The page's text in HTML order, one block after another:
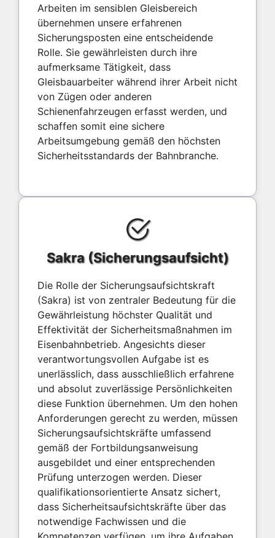
Arbeiten im sensiblen Gleisbereich
übernehmen unsere erfahrenen
Sicherungsposten eine entscheidende
Rolle. Sie gewährleisten durch ihre
aufmerksame Tätigkeit, dass
Gleisbauarbeiter während ihrer Arbeit nicht
von Zügen oder anderen
Schienenfahrzeugen erfasst werden, und
schaffen somit eine sichere
Arbeitsumgebung gemäß den höchsten
Sicherheitsstandards der Bahnbranche.
Sakra (Sicherungsaufsicht)
Die Rolle der Sicherungsaufsichtskraft
(Sakra) ist von zentraler Bedeutung für die
Gewährleistung höchster Qualität und
Effektivität der Sicherheitsmaßnahmen im
Eisenbahnbetrieb. Angesichts dieser
verantwortungsvollen Aufgabe ist es
unerlässlich, dass ausschließlich erfahrene
und absolut zuverlässige Persönlichkeiten
diese Funktion übernehmen. Um den hohen
Anforderungen gerecht zu werden, müssen
Sicherungsaufsichtskräfte umfassend
gemäß der Fortbildungsanweisung
ausgebildet und einer entsprechenden
Prüfung unterzogen werden. Dieser
qualifikationsorientierte Ansatz sichert,
dass Sicherheitsaufsichtskräfte über das
notwendige Fachwissen und die